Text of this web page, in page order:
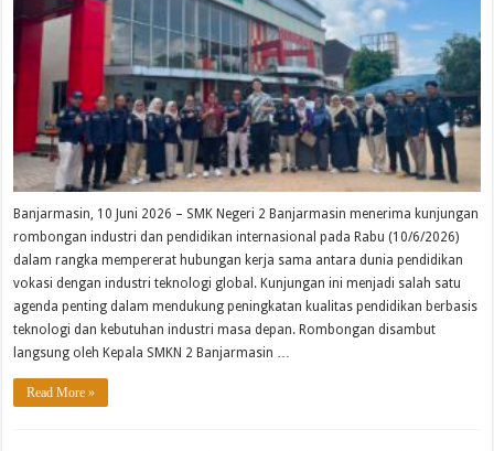
Banjarmasin, 10 Juni 2026 – SMK Negeri 2 Banjarmasin menerima kunjungan
rombongan industri dan pendidikan internasional pada Rabu (10/6/2026)
dalam rangka mempererat hubungan kerja sama antara dunia pendidikan
vokasi dengan industri teknologi global. Kunjungan ini menjadi salah satu
agenda penting dalam mendukung peningkatan kualitas pendidikan berbasis
teknologi dan kebutuhan industri masa depan. Rombongan disambut
langsung oleh Kepala SMKN 2 Banjarmasin …
Read More »